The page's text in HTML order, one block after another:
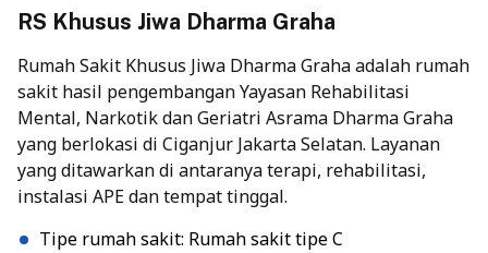
RS Khusus Jiwa Dharma Graha
Rumah Sakit Khusus Jiwa Dharma Graha adalah rumah
sakit hasil pengembangan Yayasan Rehabilitasi
Mental, Narkotik dan Geriatri Asrama Dharma Graha
yang berlokasi di Ciganjur Jakarta Selatan. Layanan
yang ditawarkan di antaranya terapi, rehabilitasi,
instalasi APE dan tempat tinggal.
Tipe rumah sakit: Rumah sakit tipe C